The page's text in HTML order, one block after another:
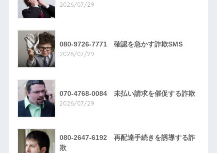
2026/07/29
080-9726-7771 確認を急かす詐欺SMS
2026/07/29
070-4768-0084 未払い請求を催促する詐欺
2026/07/29
080-2647-6192 再配達手続きを誘導する詐
欺